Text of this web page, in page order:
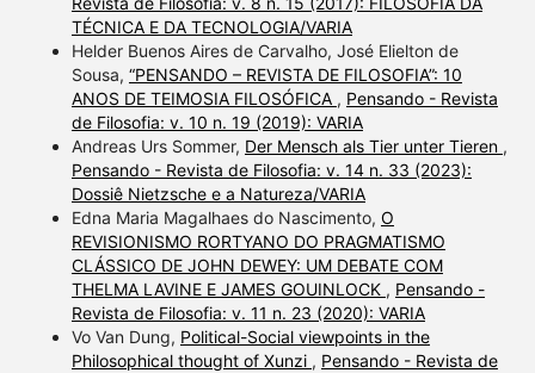
TÉCNICA E DA TECNOLOGIA/VARIA
Helder Buenos Aires de Carvalho, José Elielton de
Sousa, “PENSANDO – REVISTA DE FILOSOFIA”: 10
ANOS DE TEIMOSIA FILOSÓFICA , Pensando - Revista
de Filosofia: v. 10 n. 19 (2019): VARIA
Andreas Urs Sommer, Der Mensch als Tier unter Tieren ,
Pensando - Revista de Filosofia: v. 14 n. 33 (2023):
Dossiê Nietzsche e a Natureza/VARIA
Edna Maria Magalhaes do Nascimento, O
REVISIONISMO RORTYANO DO PRAGMATISMO
CLÁSSICO DE JOHN DEWEY: UM DEBATE COM
THELMA LAVINE E JAMES GOUINLOCK , Pensando -
Revista de Filosofia: v. 11 n. 23 (2020): VARIA
Vo Van Dung, Political-Social viewpoints in the
Philosophical thought of Xunzi , Pensando - Revista de